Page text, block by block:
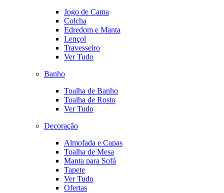
Jogo de Cama
Colcha
Edredom e Manta
Lençol
Travesseiro
Ver Tudo
Banho
Toalha de Banho
Toalha de Rosto
Ver Tudo
Decoração
Almofada e Capas
Toalha de Mesa
Manta para Sofá
Tapete
Ver Tudo
Ofertas